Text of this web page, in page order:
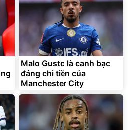
Flash Sale
Malo Gusto là canh bạc
đáng chi tiền của
Manchester City